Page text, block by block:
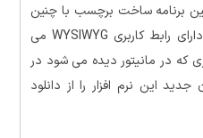
برنامه ساخت برچسب با چنین
امکاناتی به حساب آورد که دارای رابط کاربری WYSIWYG می
که در مانیتور دیده می شود در
این نرم افزار را از دانلود